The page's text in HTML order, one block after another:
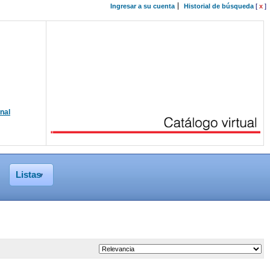
Ingresar a su cuenta Historial de búsqueda[ x ]
Listas